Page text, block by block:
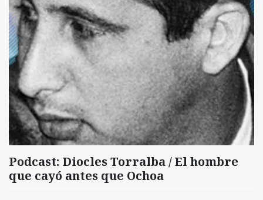
Podcast: Diocles Torralba / El hombre
que cayó antes que Ochoa